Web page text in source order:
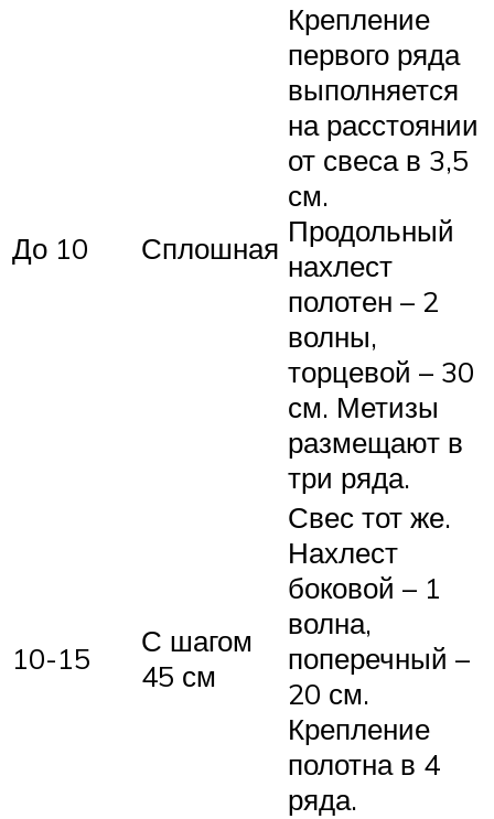
До 10 Сплошная
Крепление
первого ряда
выполняется
на расстоянии
от свеса в 3,5
см.
Продольный
нахлест
полотен – 2
волны,
торцевой – 30
см. Метизы
размещают в
три ряда.
10-15
С шагом
45 см
Свес тот же.
Нахлест
боковой – 1
волна,
поперечный –
20 см.
Крепление
полотна в 4
ряда.